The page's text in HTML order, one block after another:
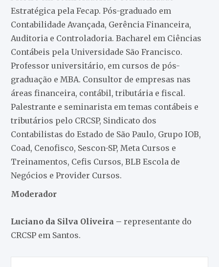
Estratégica pela Fecap. Pós-graduado em
Contabilidade Avançada, Gerência Financeira,
Auditoria e Controladoria. Bacharel em Ciências
Contábeis pela Universidade São Francisco.
Professor universitário, em cursos de pós-
graduação e MBA. Consultor de empresas nas
áreas financeira, contábil, tributária e fiscal.
Palestrante e seminarista em temas contábeis e
tributários pelo CRCSP, Sindicato dos
Contabilistas do Estado de São Paulo, Grupo IOB,
Coad, Cenofisco, Sescon-SP, Meta Cursos e
Treinamentos, Cefis Cursos, BLB Escola de
Negócios e Provider Cursos.
Moderador
Luciano da Silva Oliveira – representante do
CRCSP em Santos.